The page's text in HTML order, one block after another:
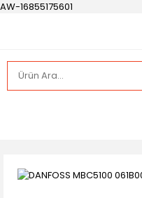
AW-16855175601